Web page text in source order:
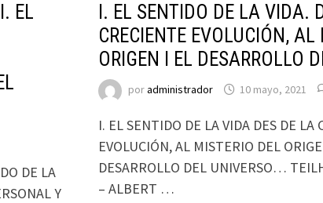
EL
DE LA
Y
I. EL SENTIDO DE LA VIDA.
CRECIENTE EVOLUCIÓN, AL
ORIGEN I EL DESARROLLO
poradministrador 10 mayo, 2021
I. EL SENTIDO DE LA VIDA DES DE LA
EVOLUCIÓN, AL MISTERIO DEL
DESARROLLO DEL UNIVERSO…
– ALBERT …